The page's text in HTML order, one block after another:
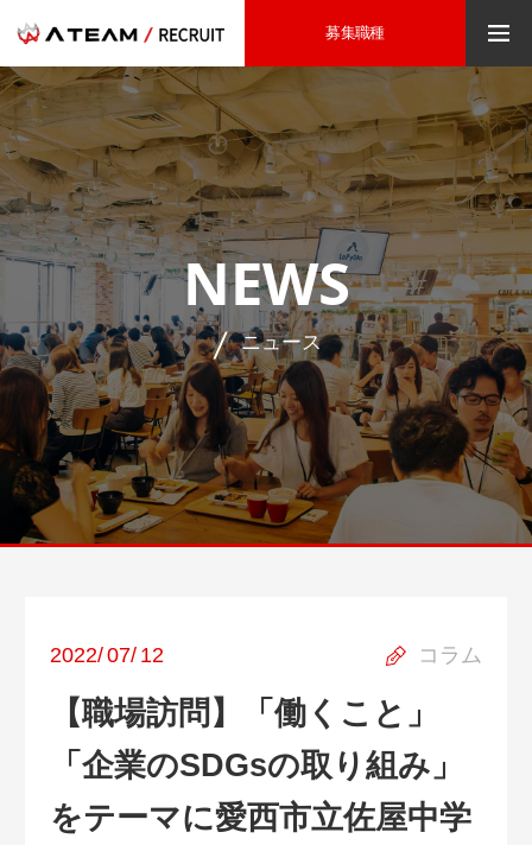
募集職種
NEWS
ニュース
コラム
2022/07/ 12
【職場訪問】「働くこと」
「企業のSDGsの取り組み」
をテーマに愛西市立佐屋中学